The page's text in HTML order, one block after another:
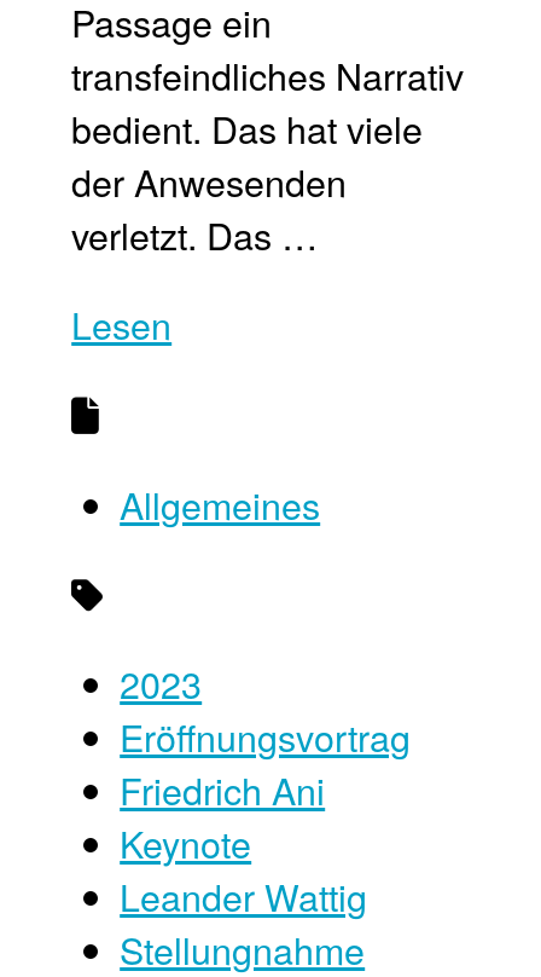
Passage ein
transfeindliches Narrativ
bedient. Das hat viele
der Anwesenden
verletzt. Das …
Lesen
Allgemeines
2023
Eröffnungsvortrag
Friedrich Ani
Keynote
Leander Wattig
Stellungnahme